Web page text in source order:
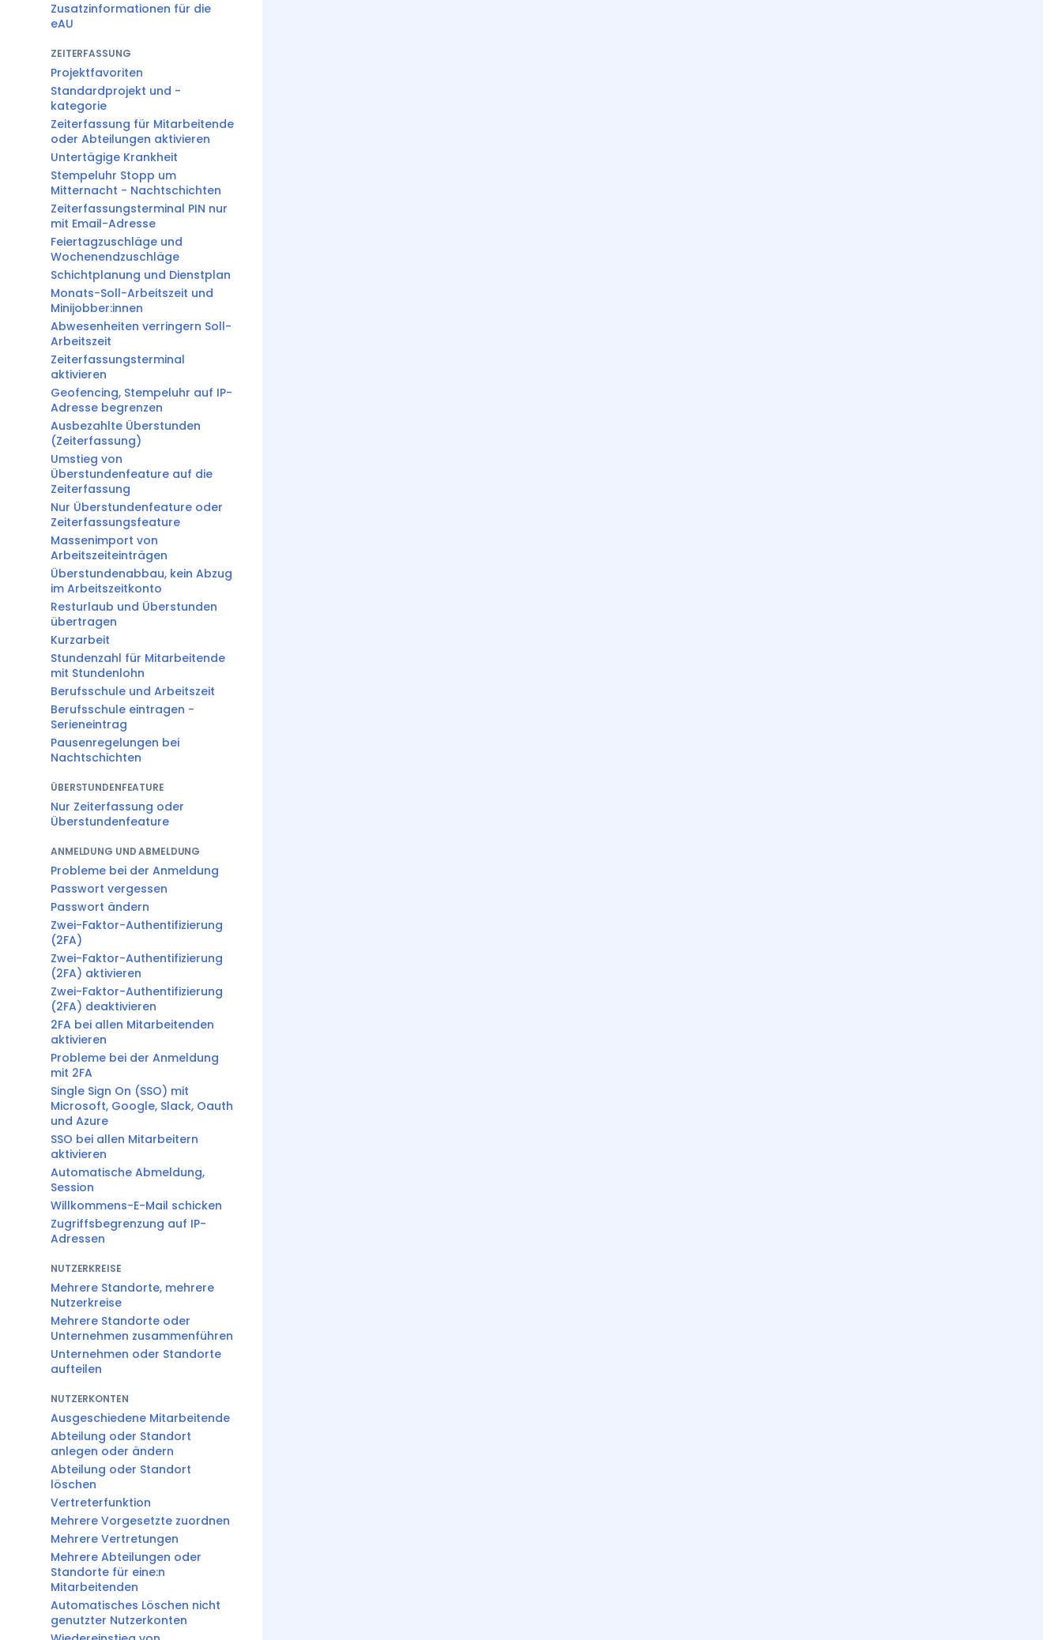
Zusatzinformationen für die
eAU
ZEITERFASSUNG
Projektfavoriten
Standardprojekt und -
kategorie
Zeiterfassung für Mitarbeitende
oder Abteilungen aktivieren
Untertägige Krankheit
Stempeluhr Stopp um
Mitternacht - Nachtschichten
Zeiterfassungsterminal PIN nur
mit Email-Adresse
Feiertagzuschläge und
Wochenendzuschläge
Schichtplanung und Dienstplan
Monats-Soll-Arbeitszeit und
Minijobber:innen
Abwesenheiten verringern Soll-
Arbeitszeit
Zeiterfassungsterminal
aktivieren
Geofencing, Stempeluhr auf IP-
Adresse begrenzen
Ausbezahlte Überstunden
(Zeiterfassung)
Umstieg von
Überstundenfeature auf die
Zeiterfassung
Nur Überstundenfeature oder
Zeiterfassungsfeature
Massenimport von
Arbeitszeiteinträgen
Überstundenabbau, kein Abzug
im Arbeitszeitkonto
Resturlaub und Überstunden
übertragen
Kurzarbeit
Stundenzahl für Mitarbeitende
mit Stundenlohn
Berufsschule und Arbeitszeit
Berufsschule eintragen -
Serieneintrag
Pausenregelungen bei
Nachtschichten
ÜBERSTUNDENFEATURE
Nur Zeiterfassung oder
Überstundenfeature
ANMELDUNG UND ABMELDUNG
Probleme bei der Anmeldung
Passwort vergessen
Passwort ändern
Zwei-Faktor-Authentifizierung
(2FA)
Zwei-Faktor-Authentifizierung
(2FA) aktivieren
Zwei-Faktor-Authentifizierung
(2FA) deaktivieren
2FA bei allen Mitarbeitenden
aktivieren
Probleme bei der Anmeldung
mit 2FA
Single Sign On (SSO) mit
Microsoft, Google, Slack, Oauth
und Azure
SSO bei allen Mitarbeitern
aktivieren
Automatische Abmeldung,
Session
Willkommens-E-Mail schicken
Zugriffsbegrenzung auf IP-
Adressen
NUTZERKREISE
Mehrere Standorte, mehrere
Nutzerkreise
Mehrere Standorte oder
Unternehmen zusammenführen
Unternehmen oder Standorte
aufteilen
NUTZERKONTEN
Ausgeschiedene Mitarbeitende
Abteilung oder Standort
anlegen oder ändern
Abteilung oder Standort
löschen
Vertreterfunktion
Mehrere Vorgesetzte zuordnen
Mehrere Vertretungen
Mehrere Abteilungen oder
Standorte für eine:n
Mitarbeitenden
Automatisches Löschen nicht
genutzter Nutzerkonten